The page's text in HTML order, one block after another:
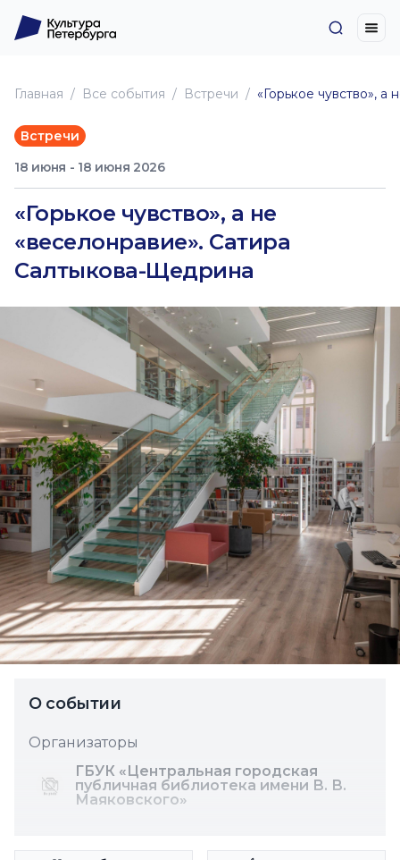
Главная Все события Встречи «Горькое чувство»,
Встречи
18 июня - 18 июня 2026
«Горькое чувство», а не
«веселонравие». Сатира
Салтыкова-Щедрина
О событии
Организаторы
ГБУК «Центральная городская
публичная библиотека имени В. В.
Маяковского»